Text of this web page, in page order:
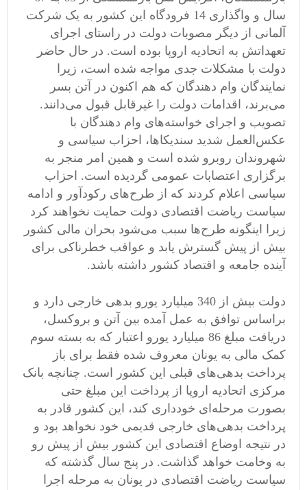
سال و واگذاری 14 فرودگاه این کشور به یک شرکت
آلمانی از دیگر مصوبات دولت در راستای اجرای
تعهداتش به اتحادیه اروپا بوده است. در حال حاضر
دولت با مشکلات جدی مواجه شده است، زیرا
نمایندگان وام دهندگان که هم اکنون در آتن بسر
می‌برند، اقدامات دولت را غیرقابل قبول می‌دانند.
تصویب و اجرای خواسته‌های وام دهندگان با
عکس‌العمل شدید سندیکاها، احزاب سیاسی و
شهروندان روبرو شده است و همین امر منجر به
برگزاری اعتصابات عمومی گردیده است. احزاب
سیاسی اعلام کردند که از طرح‌های رکودآور و ادامه
سیاست ریاضت اقتصادی دولت حمایت نخواهند کرد
زیرا اینگونه طرح‌ها سبب می‌شود بحران مالی کشور
بیش از پیش گسترش یابد و عواقب خطرناکی برای
آینده جامعه و اقتصاد کشور داشته باشد.
دولت بیش از 340 میلیارد یورو بدهی خارجی دارد و
براساس توافق به عمل آمده بین آتن و بروکسل،
دریافت مبلغ 86 میلیارد یورو اعتبار که به بسته سوم
کمک مالی به یونان معروف شده فقط برای باز
پرداخت بدهی‌های قبلی این کشور است. چنانچه بانک
مرکزی اتحادیه اروپا از پرداخت این مبلغ حتی
بصورت مرحله‌ای خودداری کند، این کشور قادر به
پرداخت بدهی‌های خارجی قدیمی خود نخواهد بود و
در نتیجه اوضاع اقتصادی این کشور بیش از پیش رو
به وخامت خواهد گذاشت. در پنج سال گذشته که
سیاست ریاضت اقتصادی در یونان به مرحله اجرا